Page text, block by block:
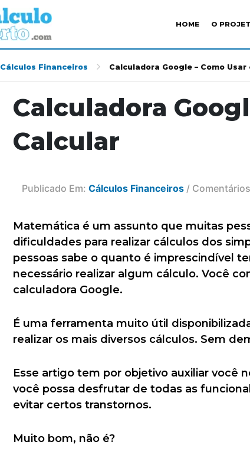
HOME O
Cálculos Financeiros Calculadora Google – Como Usar
Calculadora
Calcular
Publicado Em: Cálculos Financeiros /
Matemática é um assunto que muitas
dificuldades para realizar cálculos dos
pessoas sabe o quanto é imprescindível
necessário realizar algum cálculo. Você
calculadora Google.
É uma ferramenta muito útil
realizar os mais diversos cálculos. Sem
Esse artigo tem por objetivo auxiliar você
você possa desfrutar de todas as
evitar certos transtornos.
Muito bom, não é?